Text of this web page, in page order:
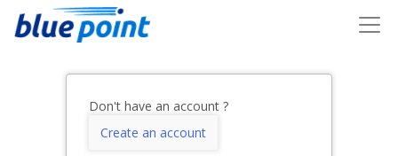
Don't have an account ?
Create an account